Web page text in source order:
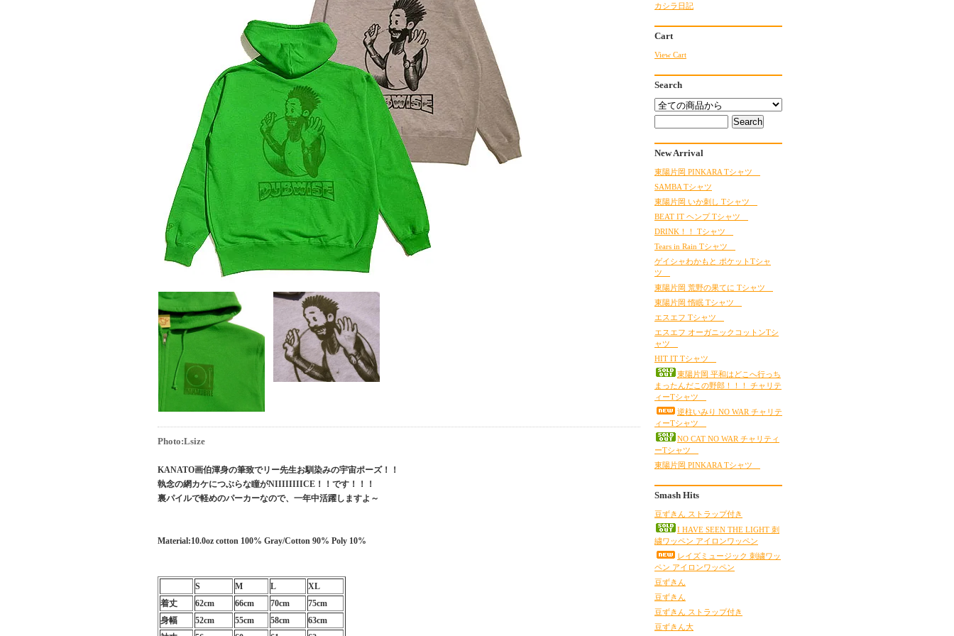
Photo:Lsize
KANATO画伯渾身の筆致でリー先生お馴染みの宇宙ポーズ！！
執念の網カケにつぶらな瞳がNIIIIIIIICE！！です！！！
裏パイルで軽めのパーカーなので、一年中活躍しますよ～
Material:10.0oz cotton 100% Gray/Cotton 90% Poly 10%
S M L
XL
着丈
62cm 66cm 70cm
75cm
身幅
52cm 55cm 58cm
63cm
カシラ日記
Cart
View Cart
Search
New Arrival
東陽片岡 PINKARA Tシャツ
SAMBA Tシャツ
東陽片岡 いか刺し Tシャツ
BEAT IT ヘンプ Tシャツ
DRINK！！ Tシャツ
Tears in Rain Tシャツ
ゲイシャわかもと ポケットTシャ
ツ
東陽片岡 荒野の果てに Tシャツ
東陽片岡 惰眠 Tシャツ
エスエフ Tシャツ
エスエフ オーガニックコットンTシ
ャツ
HIT IT Tシャツ
東陽片岡 平和はどこへ行っち
まったんだこの野郎！！！ チャリテ
ィーTシャツ
逆柱いみり NO WAR チャリテ
ィーTシャツ
NO CAT NO WAR チャリティ
ーTシャツ
東陽片岡 PINKARA Tシャツ
Smash Hits
豆ずきん ストラップ付き
I HAVE SEEN THE LIGHT 刺
繍ワッペン アイロンワッペン
レイズミュージック 刺繍ワッ
ペン アイロンワッペン
豆ずきん
豆ずきん
豆ずきん ストラップ付き
豆ずきん大